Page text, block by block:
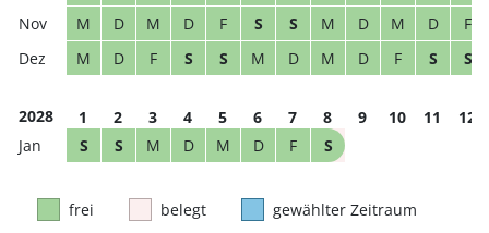
M
D M D F S S M D M D
F
M
D F S S M D M D F S S
2028 1 2 3 4 5 6 7 8 9 10 11
12
S
S M D M D F S
frei belegt gewählter Zeitraum